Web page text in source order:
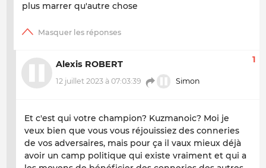
plus marrer qu'autre chose
Alexis ROBERT
12 juillet 2023 à 07:03:39 Simon
1
Et c'est qui votre champion? Kuzmanoic? Moi je
veux bien que vous vous réjouissiez des conneries
de vos adversaires, mais pour ça il vaux mieux déjà
avoir un camp politique qui existe vraiment et qui a